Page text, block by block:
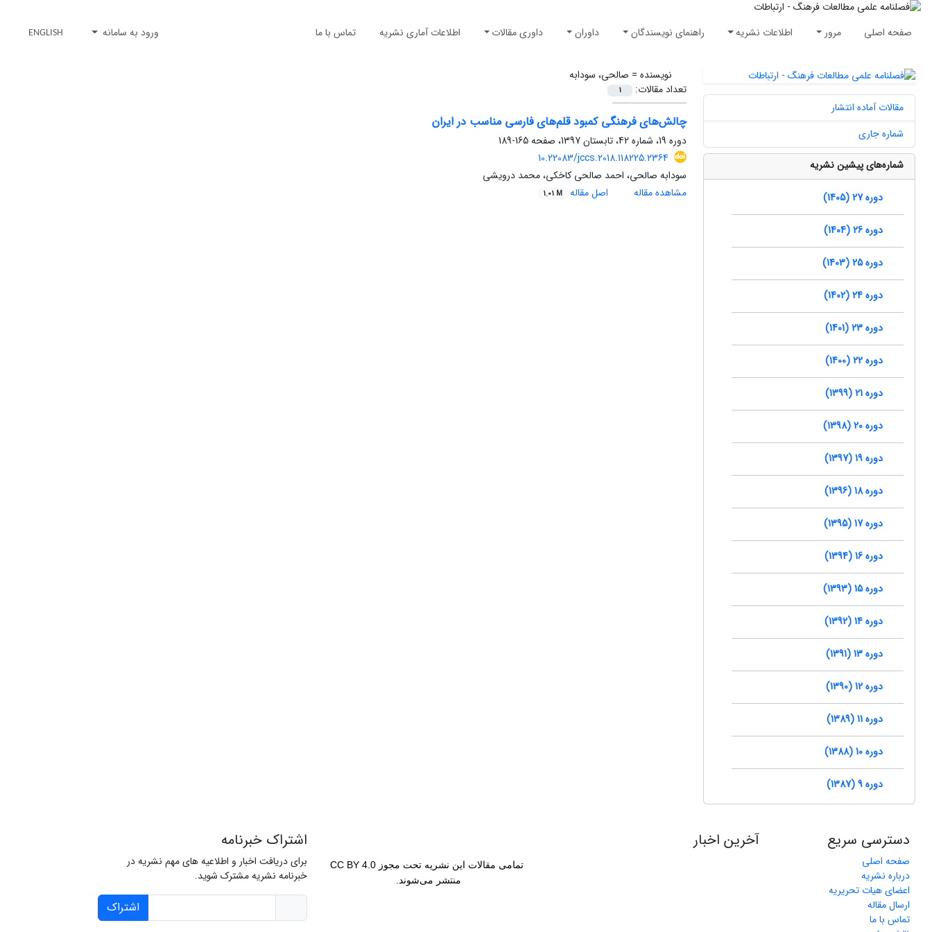
صفحه اصلی مرور اطلاعات نشریه راهنمای نویسندگان داوران داوری مقالات اطلاعات آماری نشریه تماس با ما ورود به سامانه ENGLISH
نویسنده = صالحی، سودابه
تعداد مقالات:
1
چالش‌‌های فرهنگی کمبود قلم‌‌های فارسی مناسب در ایران
دوره 19، شماره 42، تابستان 1397، صفحه
165-189
10.22083/jccs.2018.118225.2364
سودابه صالحی، احمد صالحی کاخکی، محمد درویشی
مشاهده مقاله
اصل مقاله 1.01 M
مقالات آماده انتشار
شماره جاری
شماره‌های پیشین نشریه
دوره 27 (1405)
دوره 26 (1404)
دوره 25 (1403)
دوره 24 (1402)
دوره 23 (1401)
دوره 22 (1400)
دوره 21 (1399)
دوره 20 (1398)
دوره 19 (1397)
دوره 18 (1396)
دوره 17 (1395)
دوره 16 (1394)
دوره 15 (1393)
دوره 14 (1392)
دوره 13 (1391)
دوره 12 (1390)
دوره 11 (1389)
دوره 10 (1388)
دوره 9 (1387)
دسترسی سریع
صفحه اصلی
درباره نشریه
اعضای هیات تحریریه
ارسال مقاله
تماس با ما
آخرین اخبار
تمامی مقالات این نشریه تحت مجوز CC BY 4.0
منتشر می‌شوند.
اشتراک خبرنامه
برای دریافت اخبار و اطلاعیه های مهم نشریه در
خبرنامه نشریه مشترک شوید.
اشتراک